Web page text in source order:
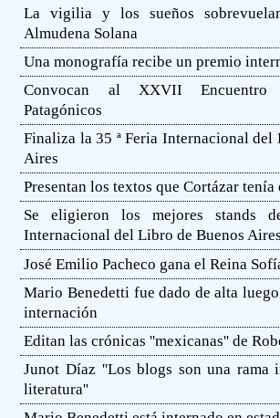
La vigilia y los sueños
Almudena Solana
Una monografía recibe un premio
Convocan al XXVII Encuentro
Patagónicos
Finaliza la 35 ª Feria Internacional del
Aires
Presentan los textos que Cortázar tenía
Se eligieron los mejores stands
Internacional del Libro de Buenos Aires
José Emilio Pacheco gana el Reina
Mario Benedetti fue dado de alta
internación
Editan las crónicas ''mexicanas'' de
Junot Díaz ''Los blogs son una rama
literatura''